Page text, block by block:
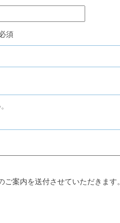
須
案内を送付させていただきます。